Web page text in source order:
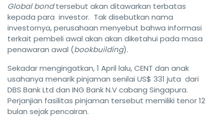
Global bondtersebut akan ditawarkan terbatas
kepada para investor. Tak disebutkan nama
investornya, perusahaan menyebut bahwa informasi
terkait pembeli awal akan akan diketahui pada masa
penawaran awal (bookbuilding).
Sekadar mengingatkan, 1 April lalu, CENT dan anak
usahanya menarik pinjaman senilai US$ 331 juta dari
DBS Bank Ltd dan ING Bank N.V cabang Singapura.
Perjanjian fasilitas pinjaman tersebut memiliki tenor 12
bulan sejak pencairan.